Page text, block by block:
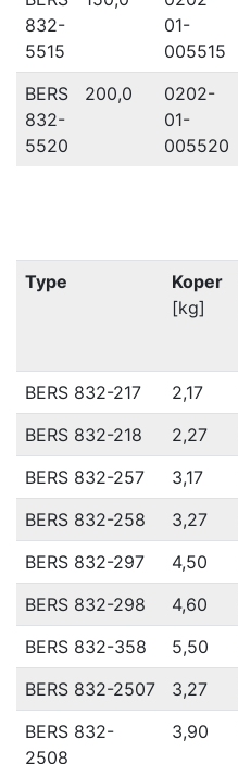
832-
5515
01-
005515
BERS
832-
5520
200,0
0202-
01-
005520
Type
Koper
[kg]
BERS 832-217
2,17
BERS 832-218
2,27
BERS 832-257
3,17
BERS 832-258
3,27
BERS 832-297
4,50
BERS 832-298
4,60
BERS 832-358
5,50
BERS 832-2507
3,27
BERS 832-
2508
3,90